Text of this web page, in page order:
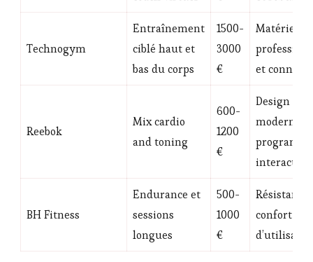
Technogym
Entraînement
ciblé haut et
bas du corps
1500-
3000
€
Matériel
et connecté
Reebok
Mix cardio
and toning
600-
1200
€
Design
moderne,
interactifs
BH Fitness
Endurance et
sessions
longues
500-
1000
€
Résistance
confort